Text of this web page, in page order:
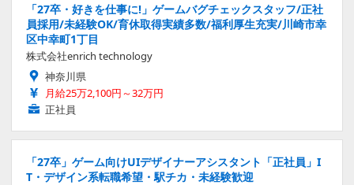
「27卒・好きを仕事に!」ゲームバグチェックスタッフ/正社
員採用/未経験OK/育休取得実績多数/福利厚生充実/川崎市幸
区中幸町1丁目
株式会社enrich technology
神奈川県
月給25万2,100円～32万円
正社員
「27卒」ゲーム向けUIデザイナーアシスタント「正社員」I
T・デザイン系転職希望・駅チカ・未経験歓迎